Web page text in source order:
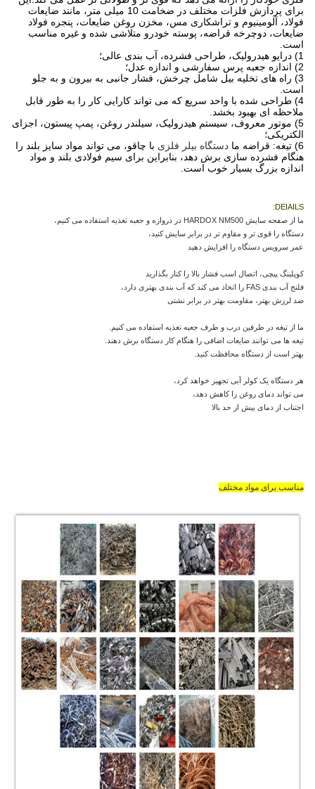
برای پردازش فلزات مختلف در ضخامت 10 میلی متر، مانند ضایعات
فولاد، آلومینیوم و تراشکاری مس، مخزن روغن ضایعات، پنجره فولاد
ضایعات، دوچرخه قراضه، پوسته خودرو متلاشی شده و غیره مناسب
است.
3) راه های تخلیه بیل شامل چرخش، فشار جانبی به بیرون و به جلو
است.
4) طراحی شده با واحد سریع که می تواند کارایی کار را به طور قابل
ملاحظه ای بهبود بخشد.
5) موتور معروف، سیستم هیدرولیک، سیلندر روغن، پمپ پیستون، اجزای
الکتریکی؛
6) تیغه: قراضه ما
دستگاه بیلر فلزیبا چاقو، می تواند مواد سایز بلند را
هنگام فشرده سازی برش دهد، بنابراین برای سیم فولادی بلند و مواد
اندازه بزرگ بسیار خوب است.
DEIAILS:
ما از صفحه سایش HARDOX NM500 در دروازه و جعبه تغذیه استفاده می کنیم،
دستگاه را قوی تر و مقاوم تر در برابر سایش کنید،
عمر سرویس دستگاه را افزایش دهید
کوپلینگ پیچی، اتصال اسب فشار بالا را کنار بگذارید
فلنج آب بندی FAS را اتخاذ می کند که آب بندی بهتری دارد،
ضد لرزش بهتر، مقاومت بهتر در برابر نشتی
ما از تیغه در طرفین درب و طرف جعبه تغذیه استفاده می کنیم.
تیغه ها می توانند ضایعات اضافی را هنگام کار دستگاه برش دهند.
بهتر است از دستگاه محافظت کنید.
هر دستگاه یک کولر آبی تجهیز خواهد کرد،
می تواند دمای روغن را کاهش دهد،
اجتناب از دمای بیش از حد بالا
مناسب برای مواد مختلف